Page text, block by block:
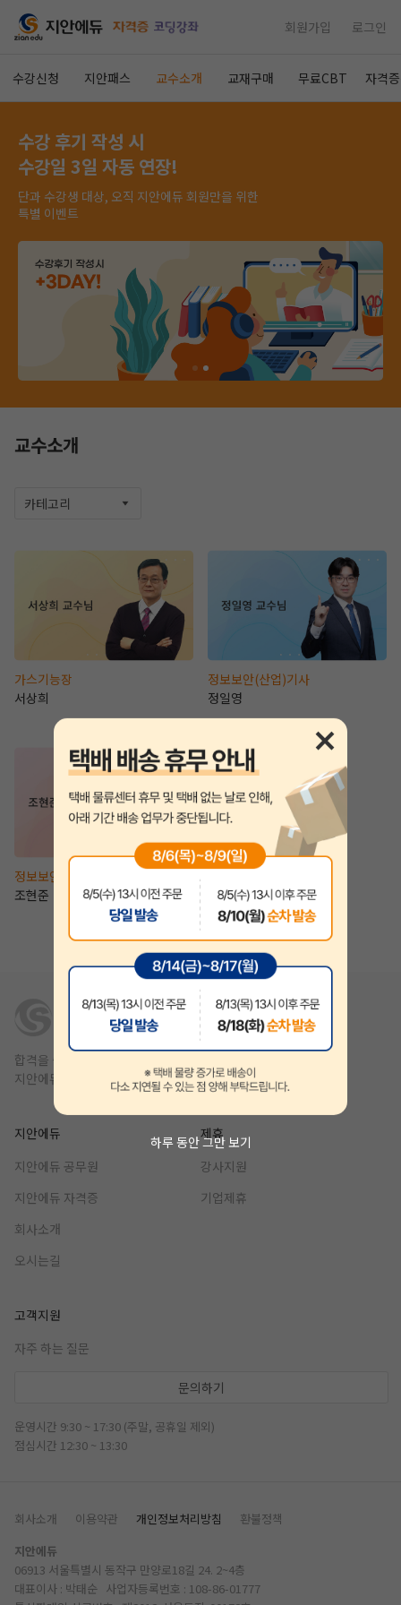
회원가입 로그인
수강신청 지안패스 교수소개 교재구매 무료CBT 자격
시 수강일 3일 자동 연장! 실기 87% 적중 신화 정
하루 동안 그만 보기
수강 후기 작성 시
수강일 3일 자동 연장!
단과 수강생 대상, 오직 지안에듀 회원만을 위한
특별 이벤트
교수소개
카테고리
가스기능장
서상희
정보보안(산업)기사
정일영
정보보안(산업)기사
조현준
합격을 쉽고 빠르게,
지안에듀는 1년 안에 합격을 목표를 합니다.
지안에듀
지안에듀 공무원
지안에듀 자격증
회사소개
오시는길
제휴
강사지원
기업제휴
고객지원
자주 하는 질문
문의하기
운영시간 9:30 ~ 17:30 (주말, 공휴일 제외)
점심시간 12:30 ~ 13:30
회사소개 이용약관 개인정보처리방침
환불정책
지안에듀
06913 서울특별시 동작구 만양로18길 24. 2~4층
대표이사 : 박태순 사업자등록번호 : 108-86-01777